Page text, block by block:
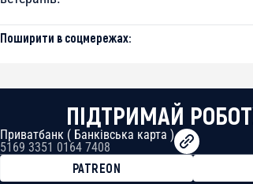
Поширити в соцмережах:
ПІДТРИМАЙ
Приватбанк ( Банківська карта )
5169 3351 0164 7408
PATREON